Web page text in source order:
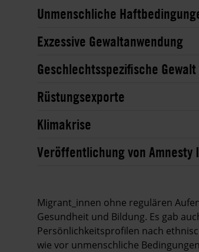
Unmenschliche
Exzessive Gewaltanwendung
Geschlechtsspezifische Gewalt
Rüstungsexporte
Klimakrise
Veröffentlichung von
Migrant_innen ohne regulären
Gesundheit und Bildung. Es gab
Persönlichkeitsprofilen nach
wie vor unmenschliche